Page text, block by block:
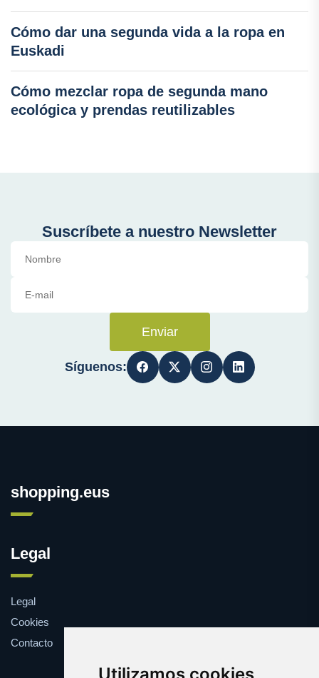
Cómo dar una segunda vida a la ropa en
Euskadi
Cómo mezclar ropa de segunda mano
ecológica y prendas reutilizables
Suscríbete a nuestro Newsletter
Enviar
Síguenos:
shopping.eus
Legal
Legal
Cookies
Contacto